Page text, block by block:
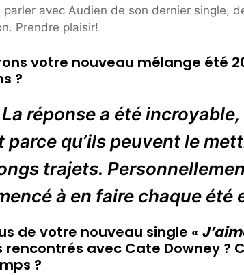
parler avec Audien de son dernier single,
Prendre plaisir!
votre nouveau mélange été
?
réponse a été
parce qu’ils peuvent le
trajets.
à en faire chaque été
de votre nouveau single «
avec Cate Downey ?
?